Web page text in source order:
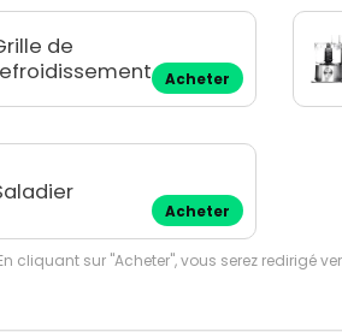
de
Acheter
Acheter
cliquant sur "Acheter", vous serez redirigé